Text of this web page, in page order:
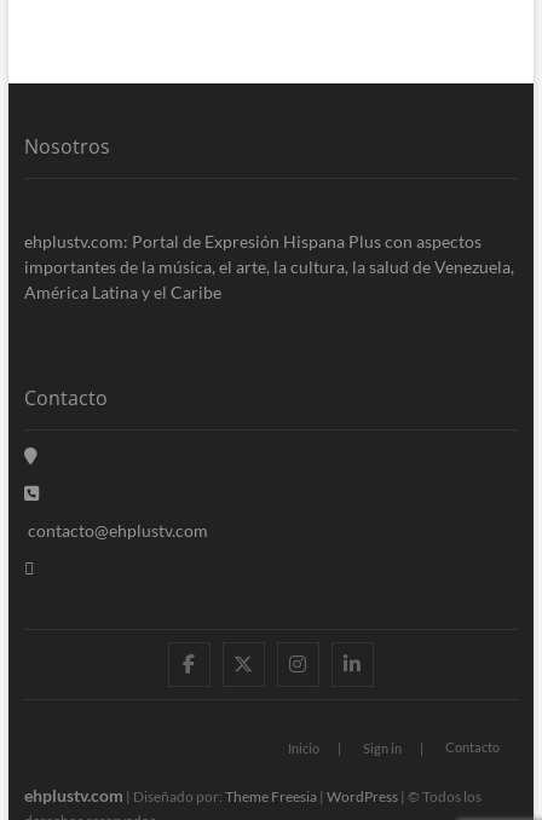
Nosotros
ehplustv.com: Portal de Expresión Hispana Plus con aspectos
importantes de la música, el arte, la cultura, la salud de Venezuela,
América Latina y el Caribe
Contacto
contacto@ehplustv.com
facebooktwitterinstagram
linkedin
Inicio Sign in Contacto
ehplustv.com | Diseñado por: Theme Freesia| WordPress| © Todos los